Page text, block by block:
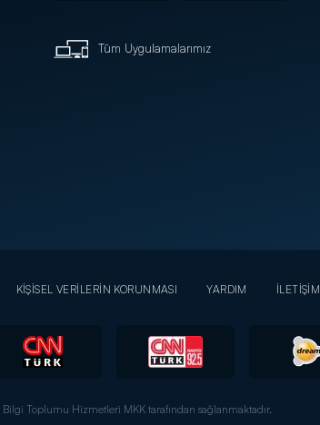
Tüm Uygulamalarımız
KİŞİSEL VERİLERİN KORUNMASI YARDIM İLETİŞİM
Bilgi Toplumu Hizmetleri MKK tarafından sağlanmaktadır.